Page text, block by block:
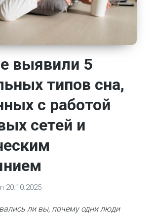
выявили 5
типов сна,
с работой
сетей и
20.10.2025
ли вы, почему одни люди